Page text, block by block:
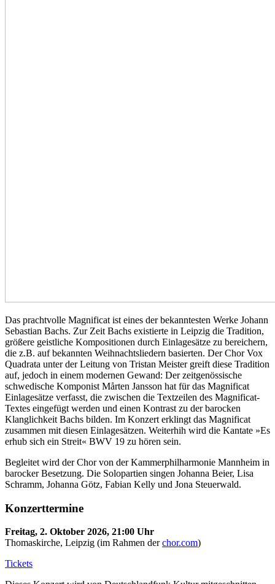
Das prachtvolle Magnificat ist eines der bekanntesten Werke Johann
Sebastian Bachs. Zur Zeit Bachs existierte in Leipzig die Tradition,
größere geistliche Kompositionen durch Einlagesätze zu bereichern,
die z.B. auf bekannten Weihnachtsliedern basierten. Der Chor Vox
Quadrata unter der Leitung von Tristan Meister greift diese Tradition
auf, jedoch in einem modernen Gewand: Der zeitgenössische
schwedische Komponist Mårten Jansson hat für das Magnificat
Einlagesätze verfasst, die zwischen die Textzeilen des Magnificat-
Textes eingefügt werden und einen Kontrast zu der barocken
Klanglichkeit Bachs bilden. Im Konzert erklingt das Magnificat
zusammen mit diesen Einlagesätzen. Weiterhih wird die Kantate »Es
erhub sich ein Streit« BWV 19 zu hören sein.
Begleitet wird der Chor von der Kammerphilharmonie Mannheim in
barocker Besetzung. Die Solopartien singen Johanna Beier, Lisa
Schramm, Johanna Götz, Fabian Kelly und Jona Steuerwald.
Konzerttermine
Freitag, 2. Oktober 2026, 21:00 Uhr
Thomaskirche, Leipzig (im Rahmen derchor.com)
Tickets